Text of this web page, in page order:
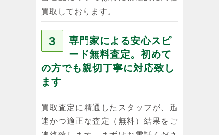
買取しております。
３
専門家による安心スピ
ード無料査定。初めて
の方でも親切丁寧に対応致し
ます
買取査定に精通したスタッフが、迅
速かつ適正な査定（無料）結果をご